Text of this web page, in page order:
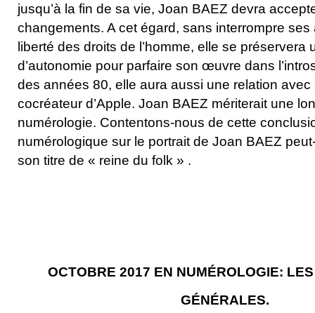
jusqu’à la fin de sa vie, Joan BAEZ devra
changements. A cet égard, sans interrompre ses
liberté des droits de l’homme, elle se préservera
d’autonomie pour parfaire son œuvre dans
des années 80, elle aura aussi une relation avec
cocréateur d’Apple. Joan BAEZ mériterait une
numérologie. Contentons-nous de cette
numérologique sur le portrait de Joan BAEZ
son titre de « reine du folk » .
OCTOBRE 2017 EN NUMÉROLOGIE:
GÉNÉRALES.